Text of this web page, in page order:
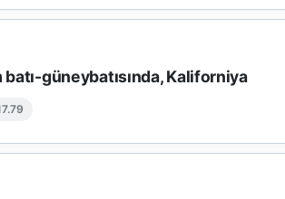
güneybatısında, Kaliforniya